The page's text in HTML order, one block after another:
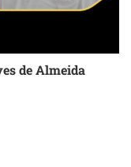
de Almeida